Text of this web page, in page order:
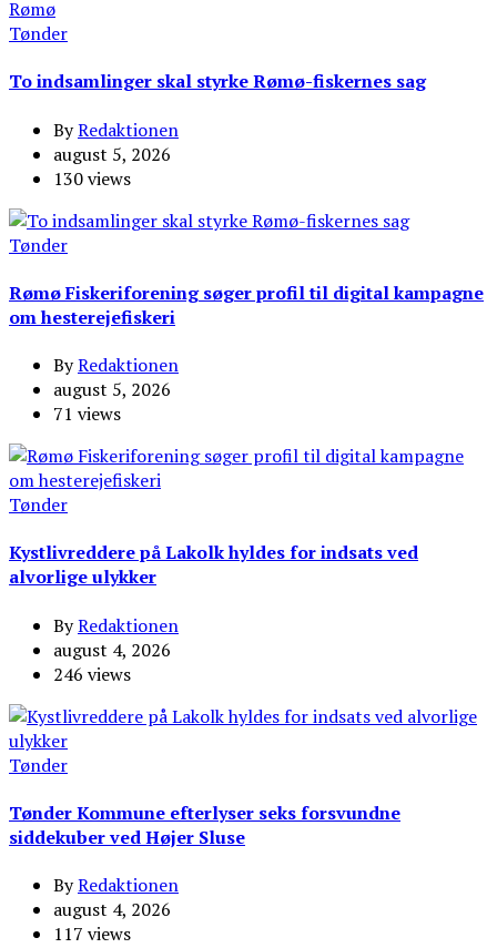
Tønder
To indsamlinger skal styrke Rømø-fiskernes sag
ByRedaktionen
august 5, 2026
130 views
Tønder
Rømø Fiskeriforening søger profil til digital kampagne
om hesterejefiskeri
ByRedaktionen
august 5, 2026
71 views
Tønder
Kystlivreddere på Lakolk hyldes for indsats ved
alvorlige ulykker
ByRedaktionen
august 4, 2026
246 views
Tønder
Tønder Kommune efterlyser seks forsvundne
siddekuber ved Højer Sluse
ByRedaktionen
august 4, 2026
117 views